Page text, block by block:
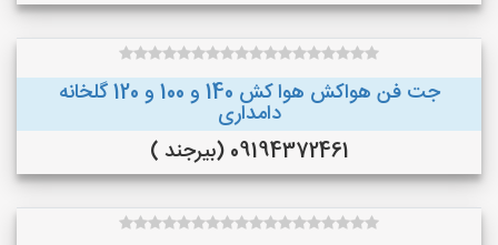
جت فن هواکش هوا کش 140 و 100 و 120 گلخانه
دامداری
09194372461 (بیرجند )